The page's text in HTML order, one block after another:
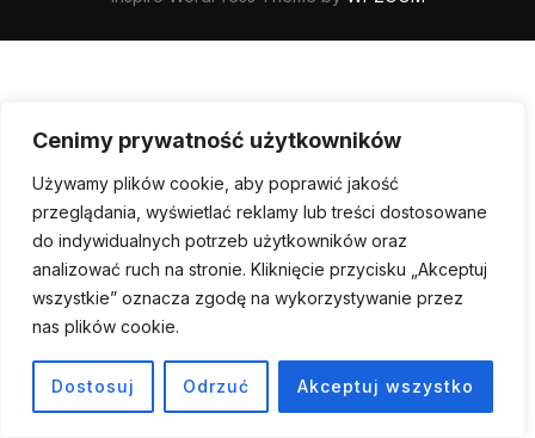
Cenimy prywatność użytkowników
Używamy plików cookie, aby poprawić jakość
przeglądania, wyświetlać reklamy lub treści dostosowane
do indywidualnych potrzeb użytkowników oraz
analizować ruch na stronie. Kliknięcie przycisku „Akceptuj
wszystkie” oznacza zgodę na wykorzystywanie przez
nas plików cookie.
Dostosuj Odrzuć Akceptuj wszystko